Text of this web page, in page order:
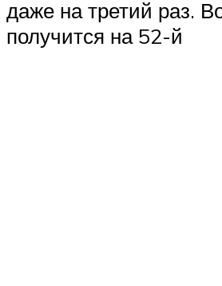
даже на третий раз.
получится на 52-й